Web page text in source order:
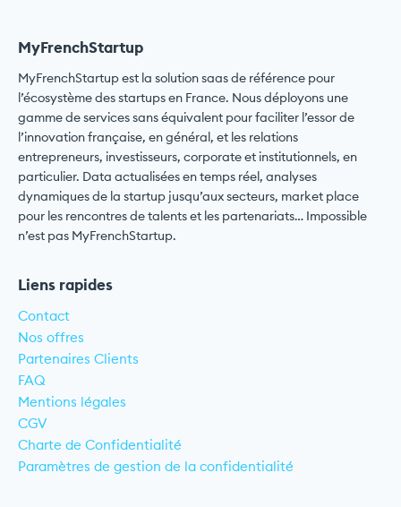
MyFrenchStartup
MyFrenchStartup est la solution saas de référence pour
l’écosystème des startups en France. Nous déployons une
gamme de services sans équivalent pour faciliter l’essor de
l’innovation française, en général, et les relations
entrepreneurs, investisseurs, corporate et institutionnels, en
particulier. Data actualisées en temps réel, analyses
dynamiques de la startup jusqu’aux secteurs, market place
pour les rencontres de talents et les partenariats… Impossible
n’est pas MyFrenchStartup.
Liens rapides
Contact
Nos offres
Partenaires Clients
FAQ
Mentions légales
CGV
Charte de Confidentialité
Paramètres de gestion de la confidentialité